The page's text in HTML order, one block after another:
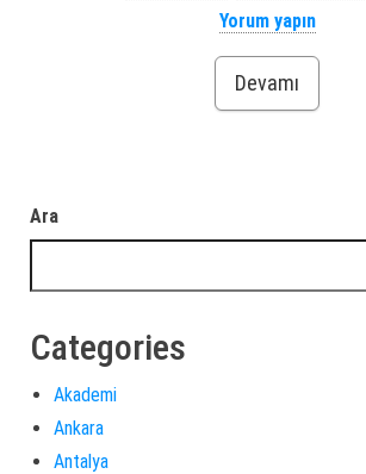
Yorum yapın
Devamı
Ara
Categories
Akademi
Ankara
Antalya